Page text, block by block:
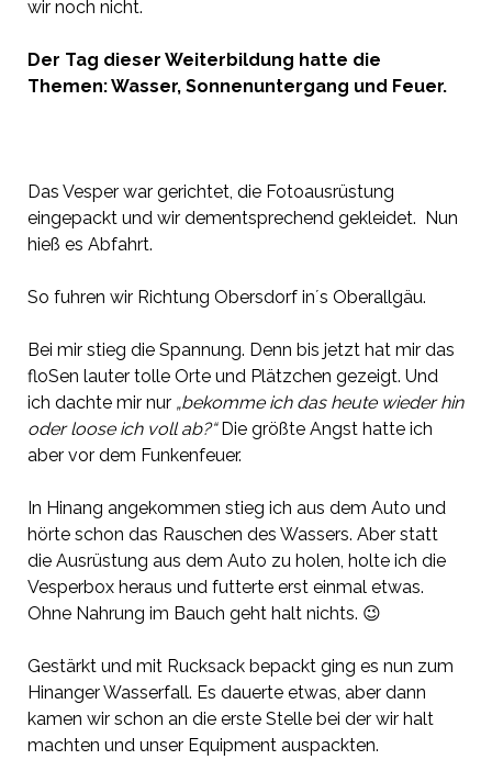
wir noch nicht.
Der Tag dieser Weiterbildung hatte die
Themen: Wasser, Sonnenuntergang und Feuer.
Das Vesper war gerichtet, die Fotoausrüstung
eingepackt und wir dementsprechend gekleidet. Nun
hieß es Abfahrt.
So fuhren wir Richtung Obersdorf in´s Oberallgäu.
Bei mir stieg die Spannung. Denn bis jetzt hat mir das
floSen lauter tolle Orte und Plätzchen gezeigt. Und
ich dachte mir nur „bekomme ich das heute wieder hin
oder loose ich voll ab?“Die größte Angst hatte ich
aber vor dem Funkenfeuer.
In Hinang angekommen stieg ich aus dem Auto und
hörte schon das Rauschen des Wassers. Aber statt
die Ausrüstung aus dem Auto zu holen, holte ich die
Vesperbox heraus und futterte erst einmal etwas.
Ohne Nahrung im Bauch geht halt nichts. 😉
Gestärkt und mit Rucksack bepackt ging es nun zum
Hinanger Wasserfall. Es dauerte etwas, aber dann
kamen wir schon an die erste Stelle bei der wir halt
machten und unser Equipment auspackten.